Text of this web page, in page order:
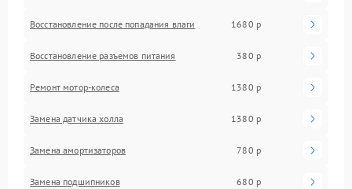
Восстановление после попадания влаги 1680 р
Восстановление разъемов питания 380 р
Ремонт мотор-колеса 1380 р
Замена датчика холла 1380 р
Замена амортизаторов 780 р
Замена подшипников 680 р